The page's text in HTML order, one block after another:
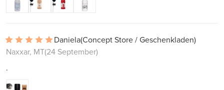
Daniela(Concept Store / Geschenkladen)
Naxxar, MT(24 September)
.